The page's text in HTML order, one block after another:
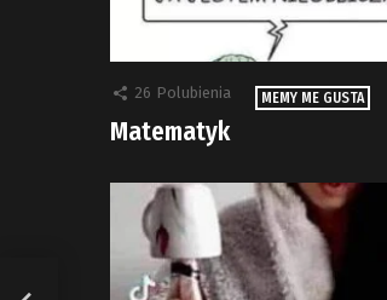
26 Polubienia MEMY ME GUSTA
Matematyk